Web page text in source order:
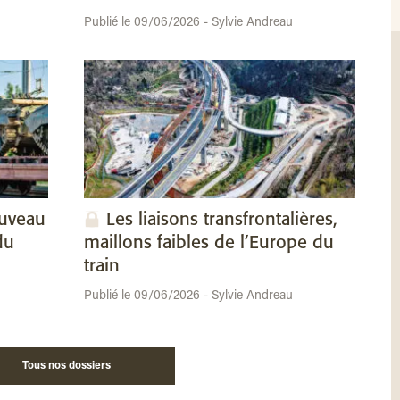
Publié le 09/06/2026 - Sylvie Andreau
Les liaisons transfrontalières,
maillons faibles de l’Europe du
train
Publié le 09/06/2026 - Sylvie Andreau
Tous nos dossiers